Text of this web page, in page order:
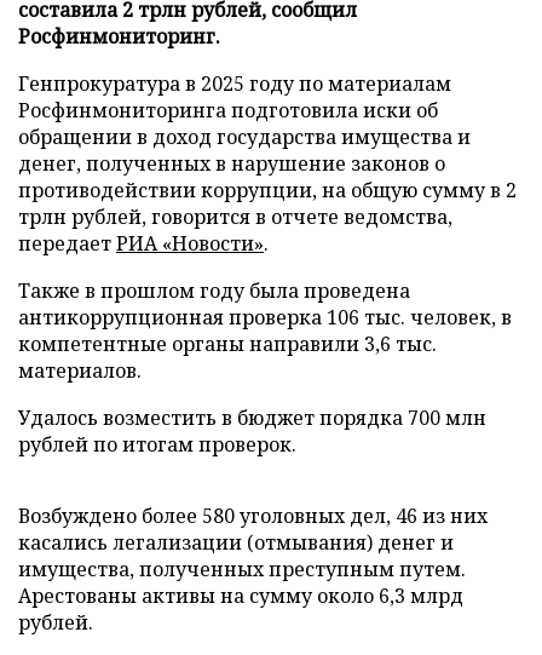
составила 2 трлн рублей, сообщил
Росфинмониторинг.
Генпрокуратура в 2025 году по материалам
Росфинмониторинга подготовила иски об
обращении в доход государства имущества и
денег, полученных в нарушение законов о
противодействии коррупции, на общую сумму в 2
трлн рублей, говорится в отчете ведомства,
передаетРИА «Новости».
Также в прошлом году была проведена
антикоррупционная проверка 106 тыс. человек, в
компетентные органы направили 3,6 тыс.
материалов.
Удалось возместить в бюджет порядка 700 млн
рублей по итогам проверок.
Возбуждено более 580 уголовных дел, 46 из них
касались легализации (отмывания) денег и
имущества, полученных преступным путем.
Арестованы активы на сумму около 6,3 млрд
рублей.